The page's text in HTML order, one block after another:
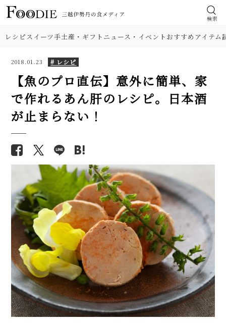
検索
レシピスイーツ手土産・ギフト ニュース・イベントおすすめアイテム
2018.01.23 # レシピ
【魚のプロ直伝】意外に簡単、家
で作れるあん肝のレシピ。日本酒
が止まらない！【人気】関東と関西の雑煮レシ
ピ2品。すまし汁・白味噌、角
【簡単】コクうま牡蠣鍋レシ
ピ。味噌・豚肉・にんにく入
り、だし不要。おつまみにも人
気です！
フライパンで簡単「鮭のちゃん
ちゃん焼き」人気レシピ。味噌
だれとバターが美味！
【夏・秋が旬】脂がのってふっ
くら美味！「太刀魚」プロのレ
シピ。簡単な捌き方、刺身、塩
焼き…
【プロ】魚の骨ごと食べられる
「小アジの南蛮漬け」基本レシ
ピ。作り置きにも！
食材
野菜
料理の種類
調理法
イベント・ピックアップ
【基本の塩分18%】手作り梅干
しのレシピ（作り方）。初めて
【プロが解説】らっきょうの漬
け方。「甘酢漬け」と「塩漬
け」2つのレシピ
【シェフ直伝】ジェノベーゼソ
ースのレシピ。意外なコツはオ
リーブ油を使わないこと!?
柚子胡椒（ゆずこしょう）の自
家製レシピ。市販品では味わえ
ないフレッシュさ！
【基本】とうもろこしのゆで
方。甘さを120%引き出すには、
水から皮付き＆時間をかけて加
熱が正解！